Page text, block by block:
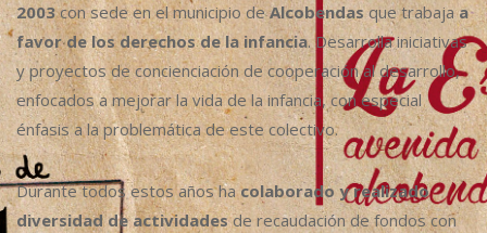
2003con sede en el municipio deAlcobendasque trabajaa
favor de los derechos de la infancia. Desarrolla iniciativas
y proyectos de concienciación de cooperación al desarrollo,
enfocados a mejorar la vida de la infancia, con especial
énfasis a la problemática de este colectivo.
Durante todos estos años hacolaborado y realizado
diversidad de actividadesde recaudación de fondos con